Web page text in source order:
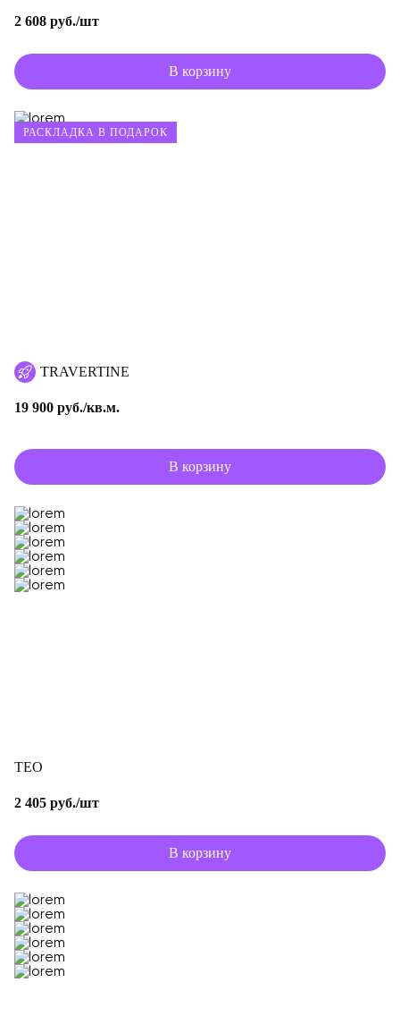
2 608 руб./шт
В корзину
РАСКЛАДКА В ПОДАРОК
TRAVERTINE
19 900 руб./кв.м.
В корзину
TEO
2 405 руб./шт
В корзину